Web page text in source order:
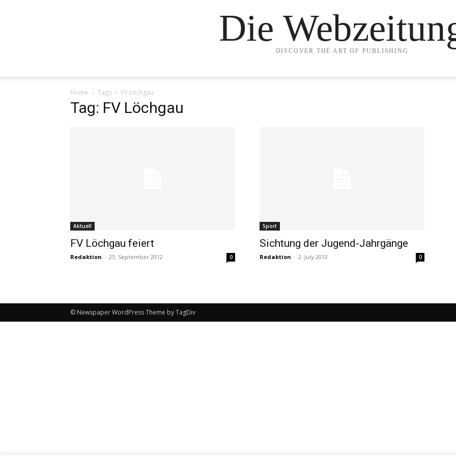
Die
DISCOVER THE ART OF PUBLISHING
Home Tags FV Löchgau
Tag: FV Löchgau
Aktuell
FV Löchgau feiert
Redaktion - 25. September 2012 0
Sport
Sichtung der Jugend-Jahrgänge
Redaktion - 2. July 2012 0
© Newspaper WordPress Theme by TagDiv